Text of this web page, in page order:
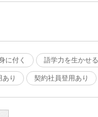
に付く 語学力を生かせる
あり 契約社員登用あり